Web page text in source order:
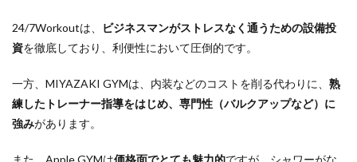
24/7Workoutは、
ビジネスマンがストレスなく通うための設備投
資を徹底しており、利便性において圧倒的です。
一方、MIYAZAKI GYMは、内装などのコストを削る代わりに、 熟
練したトレーナー指導をはじめ、専門性（バルクアップなど）に
強みがあります。